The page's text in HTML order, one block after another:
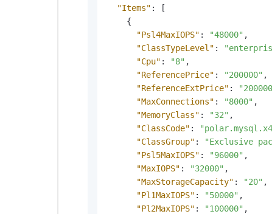
"Items" :
[
{
"Psl4MaxIOPS" : "48000" ,
"ClassTypeLevel" :
"Cpu" : "8" ,
"ReferencePrice" : "200000" ,
"ReferenceExtPrice" :
"MaxConnections" : "8000" ,
"MemoryClass" : "32" ,
"ClassCode" :
"ClassGroup" : "Exclusive
"Psl5MaxIOPS" : "96000" ,
"MaxIOPS" : "32000" ,
"MaxStorageCapacity" : "20" ,
"Pl1MaxIOPS" : "50000" ,
"Pl2MaxIOPS" : "100000" ,